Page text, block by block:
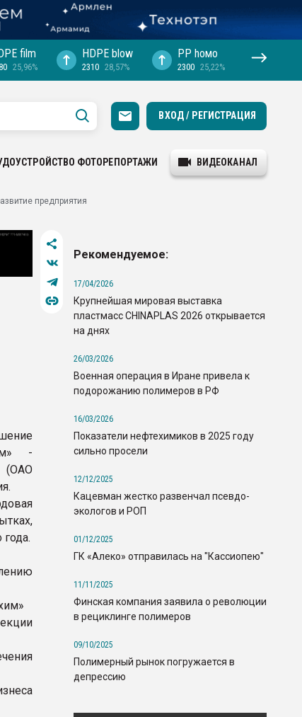
film
25,96%
HDPE blow
2310 28,57%
PP hомо
2300 25,22%
ВХОД / РЕГИСТРАЦИЯ
ФОТОРЕПОРТАЖИ ВИДЕОКАНАЛ
предприятия
-
(ОАО
Рекомендуемое:
17/04/2026
Крупнейшая мировая выставка
пластмасс CHINAPLAS 2026 открывается
на днях
26/03/2026
Военная операция в Иране привела к
подорожанию полимеров в РФ
16/03/2026
Показатели нефтехимиков в 2025 году
сильно просели
12/12/2025
Кацевман жестко развенчал псевдо-
экологов и РОП
01/12/2025
ГК «Алеко» отправилась на "Кассиопею"
11/11/2025
Финская компания заявила о революции
в рециклинге полимеров
09/10/2025
Полимерный рынок погружается в
депрессию